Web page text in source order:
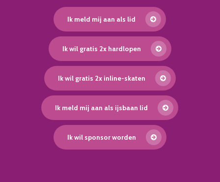
Ik meld mij aan als lid
Ik wil gratis 2x hardlopen
Ik wil gratis 2x inline-skaten
Ik meld mij aan als ijsbaan lid
Ik wil sponsor worden